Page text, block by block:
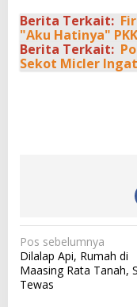
Berita Terkait:
"Aku Hatinya" PKK
Berita Terkait:
Sekot Micler
N
a
v
Pos sebelumnya
Dilalap Api, Rumah di
Maasing Rata Tanah,
Tewas